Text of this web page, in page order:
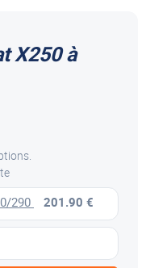
X250 à
290 201.90 €